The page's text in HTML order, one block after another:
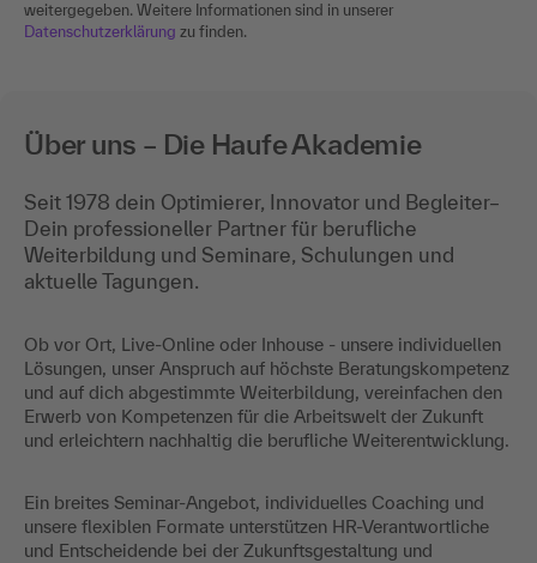
weitergegeben. Weitere Informationen sind in unserer
Datenschutzerklärung zu finden.
Über uns – Die Haufe Akademie
Seit 1978 dein Optimierer, Innovator und Begleiter–
Dein professioneller Partner für berufliche
Weiterbildung und Seminare, Schulungen und
aktuelle Tagungen.
Ob vor Ort, Live-Online oder Inhouse - unsere individuellen
Lösungen, unser Anspruch auf höchste Beratungskompetenz
und auf dich abgestimmte Weiterbildung, vereinfachen den
Erwerb von Kompetenzen für die Arbeitswelt der Zukunft
und erleichtern nachhaltig die berufliche Weiterentwicklung.
Ein breites Seminar-Angebot, individuelles Coaching und
unsere flexiblen Formate unterstützen HR-Verantwortliche
und Entscheidende bei der Zukunftsgestaltung und